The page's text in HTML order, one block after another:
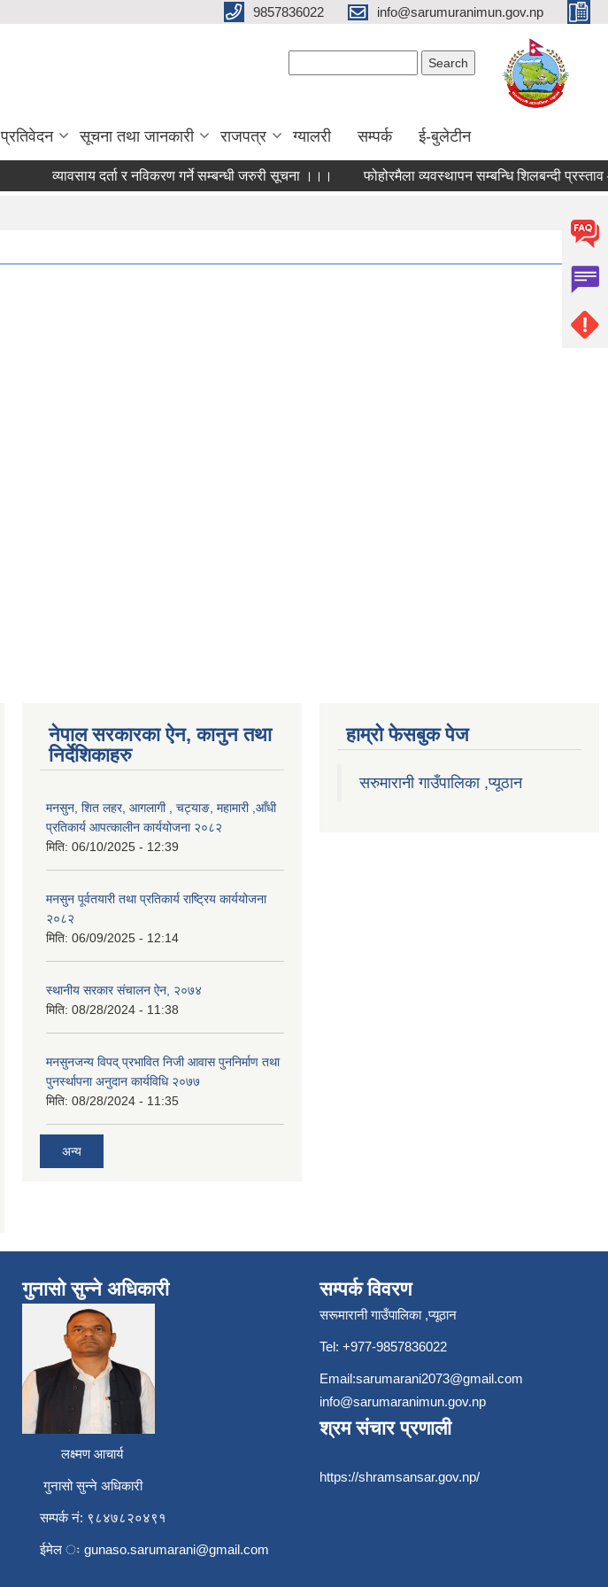
9857836022 info@sarumuranimun.gov.np
प्रतिवेदन सूचना तथा जानकारी राजपत्र ग्यालरी सम्पर्क ई-बुलेटीन
व्यावसाय दर्ता र नविकरण गर्ने सम्बन्धी जरुरी सूचना ।।। फोहोरमैला व्यवस्थापन सम्बन्धि शिलबन्दी प्रस्ताव
नेपाल सरकारका ऐन, कानुन तथा
निर्देशिकाहरु
मनसुन, शित लहर, आगलागी , चट्याङ, महामारी ,आँधी
प्रतिकार्य आपत्कालीन कार्ययोजना २०८२
मिति: 06/10/2025 - 12:39
मनसुन पूर्वतयारी तथा प्रतिकार्य राष्ट्रिय कार्ययोजना
२०८२
मिति: 06/09/2025 - 12:14
स्थानीय सरकार संचालन ऐन, २०७४
मिति: 08/28/2024 - 11:38
मनसुनजन्य विपद् प्रभावित निजी आवास पुननिर्माण तथा
पुनर्स्थापना अनुदान कार्यविधि २०७७
मिति: 08/28/2024 - 11:35
अन्य
हाम्राे फेसबुक पेज
सरुमारानी गाउँपालिका ,प्यूठान
गुनासो सुन्ने अधिकारी
लक्ष्मण आचार्य
गुनासो सुन्ने अधिकारी
सम्पर्क नं: ९८४७८२०४९१
ईमेल ः gunaso.sarumarani@gmail.com
सम्पर्क विवरण
सरूमारानी गाउँपालिका ,प्यूठान
Tel: +977-9857836022
Email:sarumarani2073@gmail.com
info@sarumaranimun.gov.np
श्रम संचार प्रणाली
https://shramsansar.gov.np/